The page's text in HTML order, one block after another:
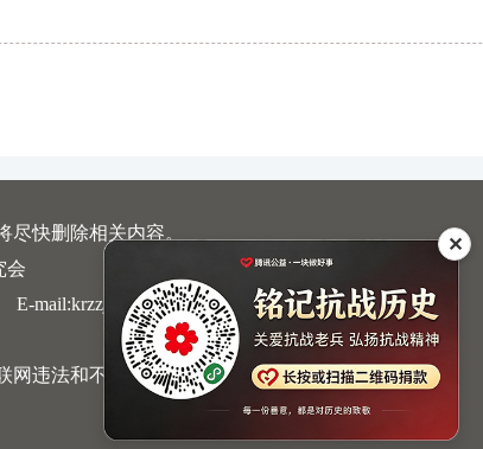
快删除相关内容。
会
mail:krzzjn@qq.com
网违法和不良信息举报中心
✕